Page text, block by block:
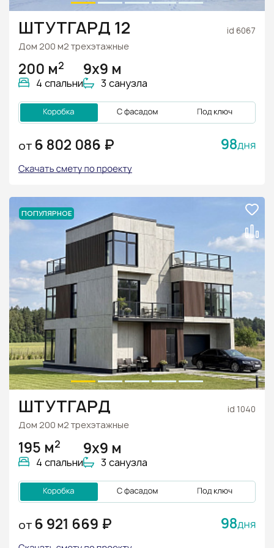
ШТУТГАРД 12 id 6067
Дом 200 м2 трехэтажные
200 м2
4 спальни
9х9 м
3 санузла
ОТ 6 802 086 ₽ 98
ШТУТГАРД id 1040
Дом 200 м2 трехэтажные
195 м2
4 спальни
9х9 м
3 санузла
ОТ 6 921 669 ₽ 98
ПОПУЛЯРНОЕ